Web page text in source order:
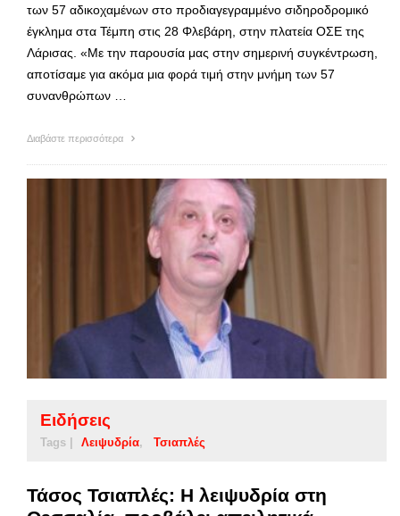
των 57 αδικοχαμένων στο προδιαγεγραμμένο σιδηροδρομικό
έγκλημα στα Τέμπη στις 28 Φλεβάρη, στην πλατεία ΟΣΕ της
Λάρισας. «Με την παρουσία μας στην σημερινή συγκέντρωση,
αποτίσαμε για ακόμα μια φορά τιμή στην μνήμη των 57
συνανθρώπων …
Διαβάστε περισσότερα
Ειδήσεις
Tags | Λειψυδρία Τσιαπλές
Τάσος Τσιαπλές: Η λειψυδρία στη